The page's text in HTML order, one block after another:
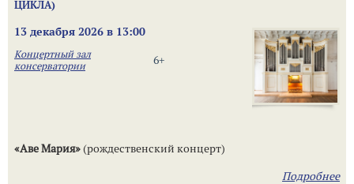
ЦИКЛА)
13 декабря 2026 в 13:00
6+
Концертный зал
консерватории
«Аве Мария»(рождественский концерт)
Подробнее